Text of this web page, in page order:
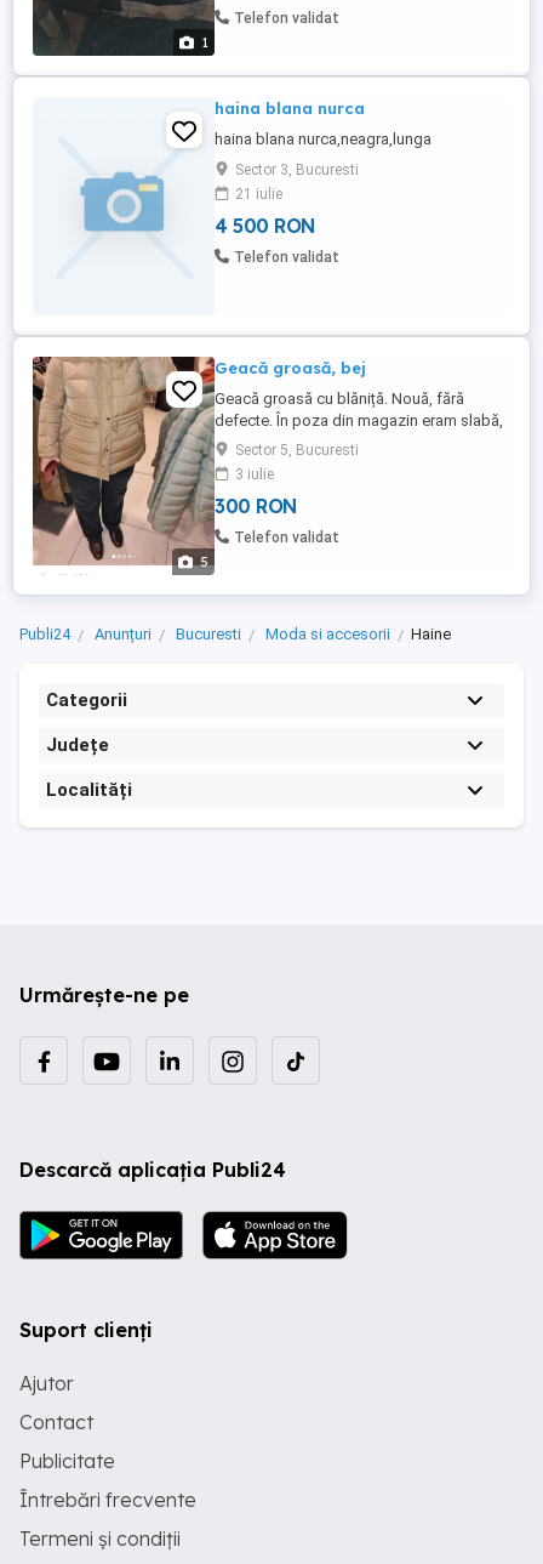
1
culoare mov, cu blana naturala pe interior.
Telefon validat
haina blana nurca
haina blana nurca,neagra,lunga
Sector 3, Bucuresti
21 iulie
4 500 RON
Telefon validat
5
Geacă groasă, bej
Geacă groasă cu blăniță. Nouă, fără
defecte. În poza din magazin eram slabă,
comparativ cu acum. Am cumpărat-o. Am
purtat-o câteva zile(3) într-o vacanță
scurtă, pentru că aveam altele de zi cu zi.
Acum am probat-o și, din păcate, nu îmi
mai este pe măsură. De altfel, este foarte
Sector 5, Bucuresti
3 iulie
300 RON
Telefon validat
Publi24 Anunțuri Bucuresti Moda si accesorii Haine
Categorii
Județe
Localități
Urmărește-ne pe
Descarcă aplicația Publi24
Suport clienți
Ajutor
Contact
Publicitate
Întrebări frecvente
Termeni și condiții